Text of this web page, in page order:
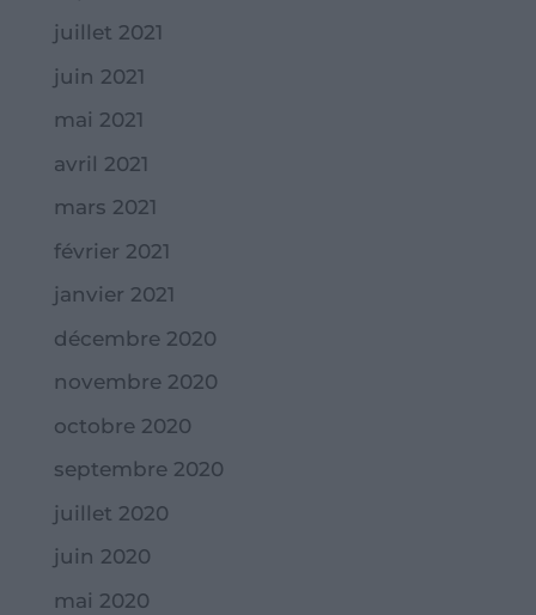
juillet 2021
juin 2021
mai 2021
avril 2021
mars 2021
février 2021
janvier 2021
décembre 2020
novembre 2020
octobre 2020
septembre 2020
juillet 2020
juin 2020
mai 2020